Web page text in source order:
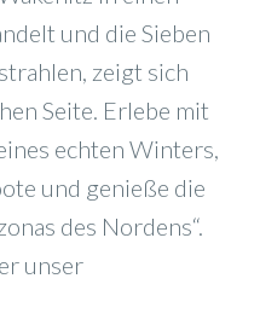
und die Sieben
zeigt sich
Seite. Erlebe mit
echten Winters,
und genieße die
des Nordens“.
unser